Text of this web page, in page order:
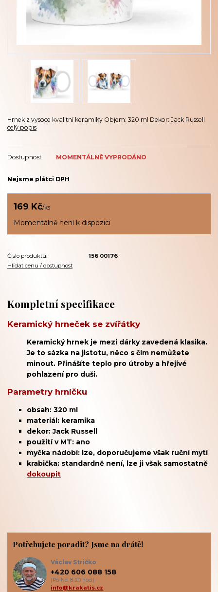
Hrnek z vysoce kvalitní keramiky Objem: 320 ml Dekor: Jack Russell
celý popis
Dostupnost MOMENTÁLNĚ VYPRODÁNO
Nejsme plátci DPH
169 Kč/ks
Momentálně není k dispozici
Číslo produktu:
156 00176
Hlídat cenu / dostupnost
Kompletní specifikace
Keramický hrneček se zvířátky
Keramický hrnek je mezi dárky zavedená klasika.
Je to sázka na jistotu, něco s čím nemůžete
minout. Přinášíte teplo pro útroby a hřejivé
pohlazení pro duši.
Parametry hrníčku
obsah: 320 ml
materiál: keramika
dekor: Jack Russell
použití v MT: ano
myčka nádobí: lze, doporučujeme však ruční mytí
krabička: standardně není, lze ji však samostatně
dokoupit
Potřebujete poradit? Jsme na drátě!
Václav Stričko
+420 606 088 158
(Po-Ne, 8-20 hod.)
info@krakatis.cz